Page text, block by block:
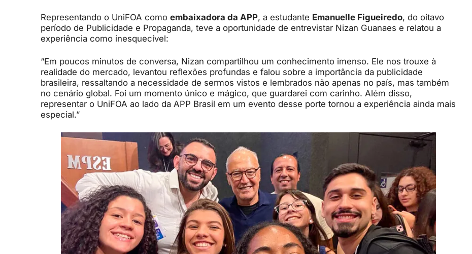
Representando o UniFOA como embaixadora da APP, a estudante Emanuelle Figueiredo, do oitavo
período de Publicidade e Propaganda, teve a oportunidade de entrevistar Nizan Guanaes e relatou a
experiência como inesquecível:
“Em poucos minutos de conversa, Nizan compartilhou um conhecimento imenso. Ele nos trouxe à
realidade do mercado, levantou reflexões profundas e falou sobre a importância da publicidade
brasileira, ressaltando a necessidade de sermos vistos e lembrados não apenas no país, mas também
no cenário global. Foi um momento único e mágico, que guardarei com carinho. Além disso,
representar o UniFOA ao lado da APP Brasil em um evento desse porte tornou a experiência ainda mais
especial.”